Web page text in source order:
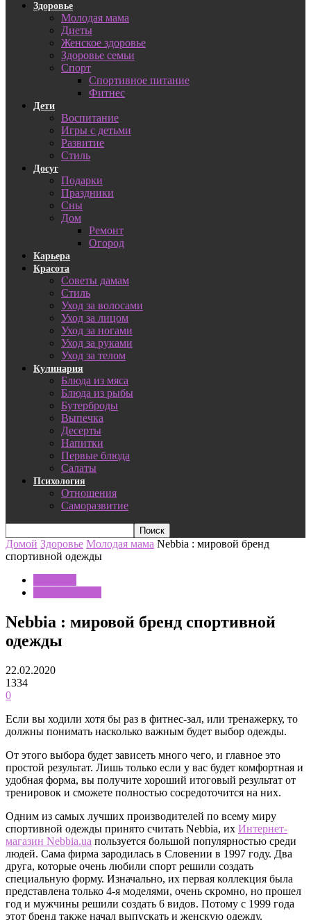
Здоровье
Молодая мама
Диеты
Женское здоровье
Здоровье семьи
Спорт
Спортивное питание
Фитнес
Дети
Воспитание
Игры с детьми
Развитие
Стиль
Досуг
Подарки
Праздники
Сны
Дом
Ремонт
Огород
Карьера
Красота
Советы дамам
Стиль
Уход за волосами
Уход за лицом
Уход за ногами
Уход за руками
Уход за телом
Кулинария
Блюда из мяса
Блюда из рыбы
Бутерброды
Выпечка
Десерты
Напитки
Первые блюда
Салаты
Психология
Отношения
Саморазвитие
Домой Здоровье Молодая мама Nebbia : мировой бренд
спортивной одежды
Nebbia : мировой бренд спортивной
одежды
22.02.2020
1334
0
Если вы ходили хотя бы раз в фитнес-зал, или тренажерку, то
должны понимать насколько важным будет выбор одежды.
От этого выбора будет зависеть много чего, и главное это
простой результат. Лишь только если у вас будет комфортная и
удобная форма, вы получите хороший итоговый результат от
тренировок и сможете полностью сосредоточится на них.
Одним из самых лучших производителей по всему миру
спортивной одежды принято считать Nebbia, их Интернет-
магазин Nebbia.ua пользуется большой популярностью среди
людей. Сама фирма зародилась в Словении в 1997 году. Два
друга, которые очень любили спорт решили создать
специальную форму. Изначально, их первая коллекция была
представлена только 4-я моделями, очень скромно, но прошел
год и мужчины решили создать 6 видов. Потому с 1999 года
этот бренд также начал выпускать и женскую одежду.